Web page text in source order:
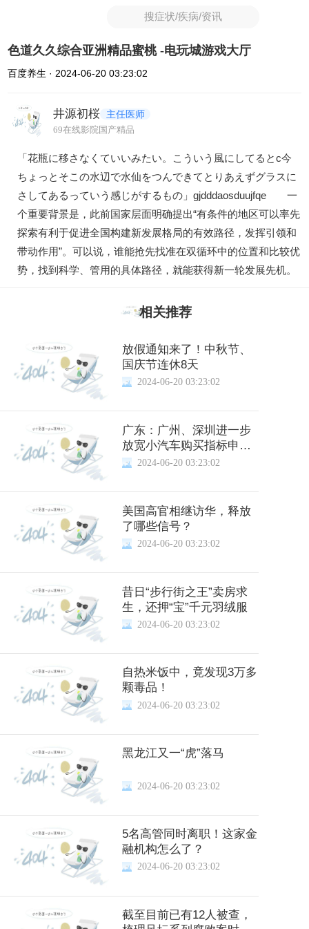
搜症状/疾病/资讯
色道久久综合亚洲精品蜜桃 -电玩城游戏大厅
百度养生 · 2024-06-20 03:23:02
井源初桜 主任医师
69在线影院国产精品
「花瓶に移さなくていいみたい。こういう風にしてるとc今
ちょっとそこの水辺で水仙をつんできてとりあえずグラスに
さしてあるっていう感じがするもの」gjdddaosduujfqe 一
个重要背景是，此前国家层面明确提出“有条件的地区可以率先
探索有利于促进全国构建新发展格局的有效路径，发挥引领和
带动作用”。可以说，谁能抢先找准在双循环中的位置和比较优
势，找到科学、管用的具体路径，就能获得新一轮发展先机。
相关推荐
放假通知来了！中秋节、
国庆节连休8天
2024-06-20 03:23:02
广东：广州、深圳进一步
放宽小汽车购买指标申请
资格2024-06-20 03:23:02
美国高官相继访华，释放
了哪些信号？
2024-06-20 03:23:02
昔日“步行街之王”卖房求
生，还押“宝”千元羽绒服
2024-06-20 03:23:02
自热米饭中，竟发现3万多
颗毒品！
2024-06-20 03:23:02
黑龙江又一“虎”落马
2024-06-20 03:23:02
5名高管同时离职！这家金
融机构怎么了？
2024-06-20 03:23:02
截至目前已有12人被查，